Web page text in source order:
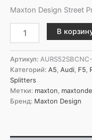
Maxton Design Street
товара
Design
Задние
боковые
сплиттеры
Street
Pro
RS5
В
Артикул:
Категорий: A5, Audi, F5,
Splitters
Метки: maxton,
Бренд: Maxton Design